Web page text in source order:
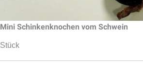
Mini Schinkenknochen vom Schwein
Stück